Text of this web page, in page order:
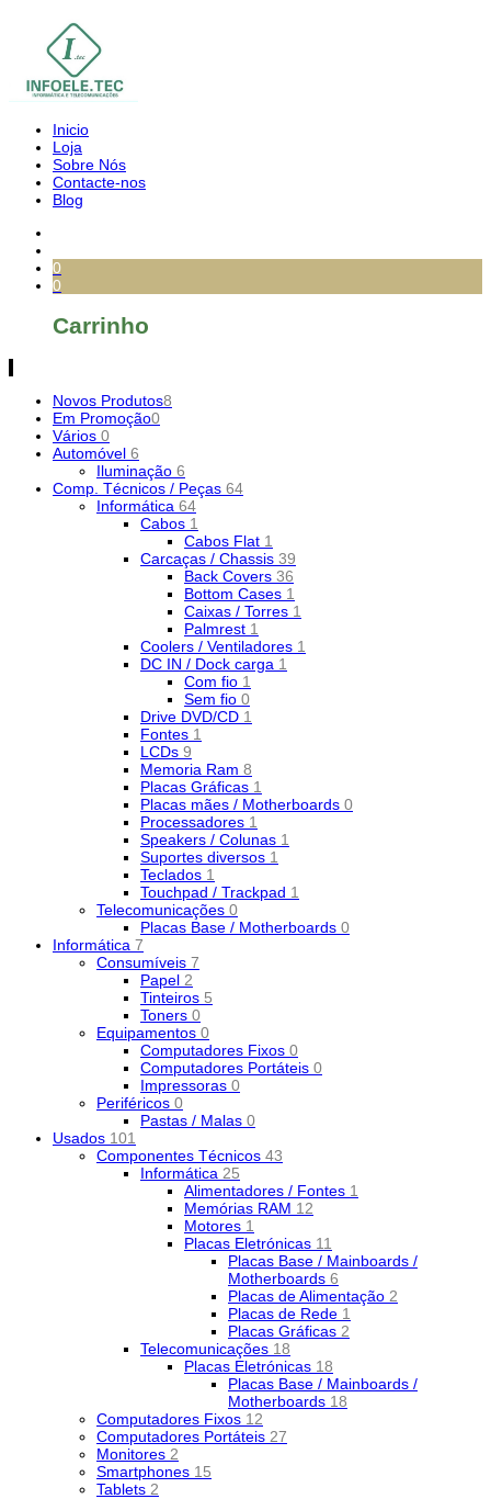
Inicio
Loja
Sobre Nós
Contacte-nos
Blog
0
0
Carrinho
Novos Produtos8
Em Promoção0
Vários 0
Automóvel 6
Iluminação 6
Comp. Técnicos / Peças 64
Informática 64
Cabos 1
Cabos Flat 1
Carcaças / Chassis 39
Back Covers 36
Bottom Cases 1
Caixas / Torres 1
Palmrest 1
Coolers / Ventiladores 1
DC IN / Dock carga 1
Com fio 1
Sem fio 0
Drive DVD/CD 1
Fontes 1
LCDs 9
Memoria Ram 8
Placas Gráficas 1
Placas mães / Motherboards 0
Processadores 1
Speakers / Colunas 1
Suportes diversos 1
Teclados 1
Touchpad / Trackpad 1
Telecomunicações 0
Placas Base / Motherboards 0
Informática 7
Consumíveis 7
Papel 2
Tinteiros 5
Toners 0
Equipamentos 0
Computadores Fixos 0
Computadores Portáteis 0
Impressoras 0
Periféricos 0
Pastas / Malas 0
Usados 101
Componentes Técnicos 43
Informática 25
Alimentadores / Fontes 1
Memórias RAM 12
Motores 1
Placas Eletrónicas 11
Placas Base / Mainboards /
Motherboards 6
Placas de Alimentação 2
Placas de Rede 1
Placas Gráficas 2
Telecomunicações 18
Placas Eletrónicas 18
Placas Base / Mainboards /
Motherboards 18
Computadores Fixos 12
Computadores Portáteis 27
Monitores 2
Smartphones 15
Tablets 2